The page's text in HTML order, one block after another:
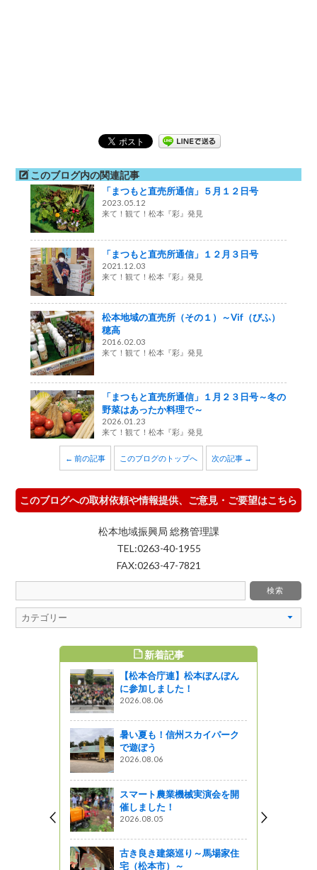
このブログ内の関連記事
「まつもと直売所通信」５月１２日号
2023.05.12
来て！観て！松本『彩』発見
「まつもと直売所通信」１２月３日号
2021.12.03
来て！観て！松本『彩』発見
松本地域の直売所（その１）～Vif（びふ）
穂高
2016.02.03
来て！観て！松本『彩』発見
「まつもと直売所通信」１月２３日号～冬の
野菜はあったか料理で～
2026.01.23
来て！観て！松本『彩』発見
← 前の記事 このブログのトップへ 次の記事 →
このブログへの取材依頼や情報提供、ご意見・ご要望はこちら
松本地域振興局 総務管理課
TEL:0263-40-1955
FAX:0263-47-7821
新着記事
【松本合庁連】松本ぼんぼん
に参加しました！
2026.08.06
暑い夏も！信州スカイパーク
で遊ぼう
2026.08.06
スマート農業機械実演会を開
催しました！
2026.08.05
古き良き建築巡り～馬場家住
宅（松本市）～